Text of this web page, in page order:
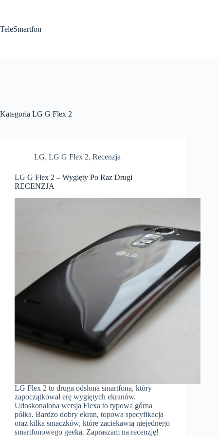
TeleSmartfon
Kategoria LG G Flex 2
LG, LG G Flex 2, Recenzja
LG G Flex 2 – Wygięty Po Raz Drugi |
RECENZJA
LG Flex 2 to druga odsłona smartfona, który
zapoczątkował erę wygiętych ekranów.
Udoskonalona wersja Flexa to typowa górna
półka. Bardzo dobry ekran, topowa specyfikacja
oraz kilka smaczków, które zaciekawią niejednego
smartfonowego geeka. Zapraszam na recenzję!